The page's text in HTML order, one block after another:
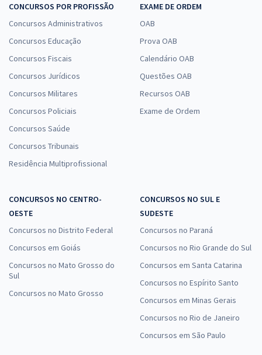
CONCURSOS POR PROFISSÃO
Concursos Administrativos
Concursos Educação
Concursos Fiscais
Concursos Jurídicos
Concursos Militares
Concursos Policiais
Concursos Saúde
Concursos Tribunais
Residência Multiprofissional
EXAME DE ORDEM
OAB
Prova OAB
Calendário OAB
Questões OAB
Recursos OAB
Exame de Ordem
CONCURSOS NO CENTRO-
OESTE
Concursos no Distrito Federal
Concursos em Goiás
Concursos no Mato Grosso do
Sul
Concursos no Mato Grosso
CONCURSOS NO SUL E
SUDESTE
Concursos no Paraná
Concursos no Rio Grande do Sul
Concursos em Santa Catarina
Concursos no Espírito Santo
Concursos em Minas Gerais
Concursos no Rio de Janeiro
Concursos em São Paulo